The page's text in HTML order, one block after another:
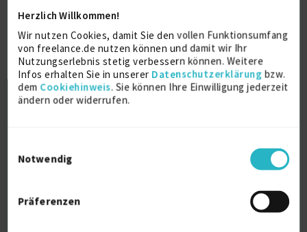
Herzlich Willkommen!
Wir nutzen Cookies, damit Sie den vollen Funktionsumfang
von freelance.de nutzen können und damit wir Ihr
Nutzungserlebnis stetig verbessern können. Weitere
Infos erhalten Sie in unserer Datenschutzerklärung bzw.
dem Cookiehinweis. Sie können Ihre Einwilligung jederzeit
ändern oder widerrufen.
Notwendig
Präferenzen
Projektmanagement (IT)
Technisches Testing
Typo3
Verfügbarkeit einsehen
0
Referenzen
auf Anfrage